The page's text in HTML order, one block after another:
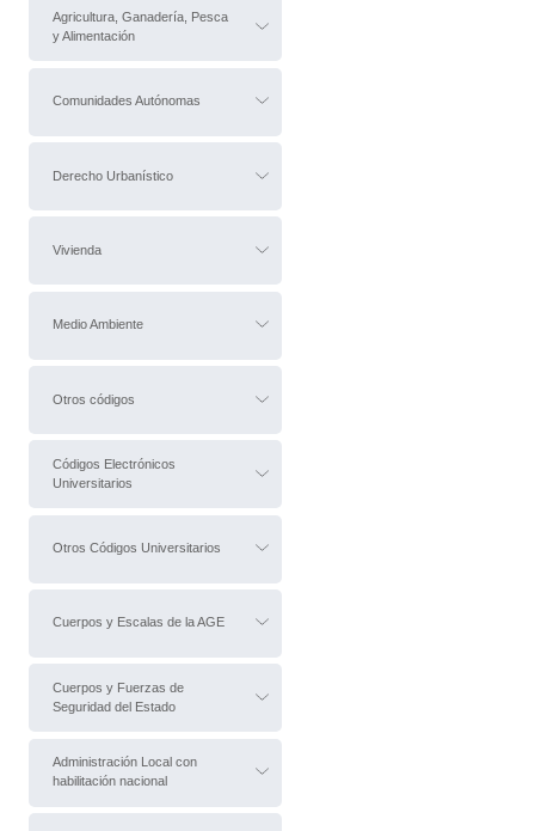
Agricultura, Ganadería, Pesca
y Alimentación
Comunidades Autónomas
Derecho Urbanístico
Vivienda
Medio Ambiente
Otros códigos
Códigos Electrónicos
Universitarios
Otros Códigos Universitarios
Cuerpos y Escalas de la AGE
Cuerpos y Fuerzas de
Seguridad del Estado
Administración Local con
habilitación nacional